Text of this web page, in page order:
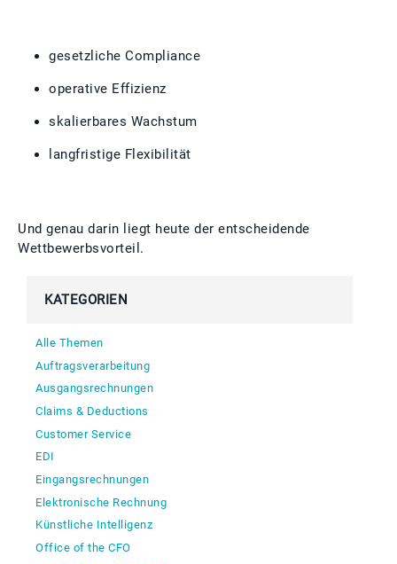
gesetzliche Compliance
operative Effizienz
skalierbares Wachstum
langfristige Flexibilität
Und genau darin liegt heute der entscheidende
Wettbewerbsvorteil.
KATEGORIEN
Alle Themen
Auftragsverarbeitung
Ausgangsrechnungen
Claims & Deductions
Customer Service
EDI
Eingangsrechnungen
Elektronische Rechnung
Künstliche Intelligenz
Office of the CFO